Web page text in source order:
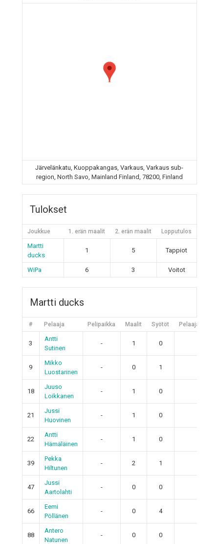
Järvelänkatu, Kuoppakangas, Varkaus, Varkaus sub-
region, North Savo, Mainland Finland, 78200, Finland
Tulokset
Joukkue 1. erän maalit 2. erän maalit Lopputulos
Martti
ducks
1 5 Tappiot
WiPa 6 3 Voitot
Martti ducks
# Pelaaja Pelipaikka Maalit Syötöt Pelaajan
3
Antti
Sutinen
- 1 0
9
Mikko
Luostarinen
- 0 1
18
Juuso
Loikkanen
- 1 0
21
Jussi
Huovinen
- 1 0
22
Antti
Hämäläinen
- 1 0
39
Pekka
Hiltunen
- 2 1
47
Jussi
Aartolahti
- 0 0
66
Eemi
Pöllänen
- 0 4
88
Antero
Natunen
- 0 0